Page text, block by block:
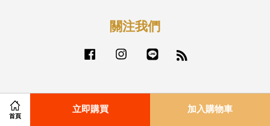
首頁
立即購買 加入購物車
關注我們
Facebook Instagram